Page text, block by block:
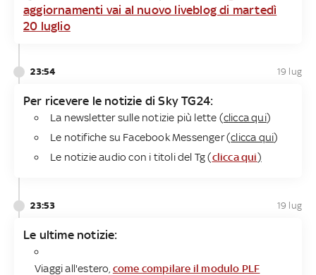
aggiornamenti vai al nuovo liveblog di martedì
20 luglio
23:54 19 lug
Per ricevere le notizie di Sky TG24:
La newsletter sulle notizie più lette (clicca qui)
Le notifiche su Facebook Messenger (clicca qui)
Le notizie audio con i titoli del Tg (clicca qui)
23:53 19 lug
Le ultime notizie:
Viaggi all'estero, come compilare il modulo PLF